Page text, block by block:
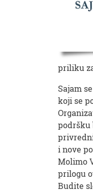
priliku
Sajam
koji se
podršku
i nove
Molimo
prilogu
Budite